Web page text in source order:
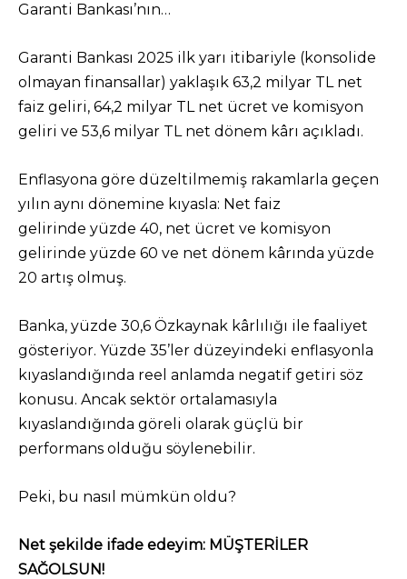
Garanti Bankası’nın…
Garanti Bankası 2025 ilk yarı itibariyle (konsolide
olmayan finansallar) yaklaşık 63,2 milyar TL net
faiz geliri, 64,2 milyar TL net ücret ve komisyon
geliri ve 53,6 milyar TL net dönem kârı açıkladı.
Enflasyona göre düzeltilmemiş rakamlarla geçen
yılın aynı dönemine kıyasla: Net faiz
gelirinde yüzde 40, net ücret ve komisyon
gelirinde yüzde 60 ve net dönem kârında yüzde
20 artış olmuş.
Banka, yüzde 30,6 Özkaynak kârlılığı ile faaliyet
gösteriyor. Yüzde 35’ler düzeyindeki enflasyonla
kıyaslandığında reel anlamda negatif getiri söz
konusu. Ancak sektör ortalamasıyla
kıyaslandığında göreli olarak güçlü bir
performans olduğu söylenebilir.
Peki, bu nasıl mümkün oldu?
Net şekilde ifade edeyim: MÜŞTERİLER
SAĞOLSUN!